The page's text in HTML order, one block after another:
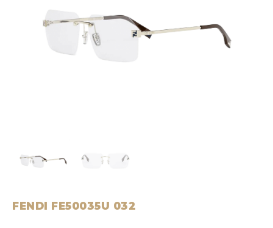
FENDI FE50035U 032